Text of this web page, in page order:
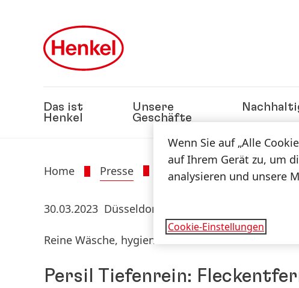
Das ist
Henkel
Unsere
Geschäfte
Home Presse Presseinformationen & -
30.03.2023 Düsseldorf
Reine Wäsche, hygienisch frische Maschine
Persil Tiefenrein:
Wenn Sie auf „Alle
auf Ihrem Gerät zu, um
analysieren und unsere
Cookie-Einstellungen